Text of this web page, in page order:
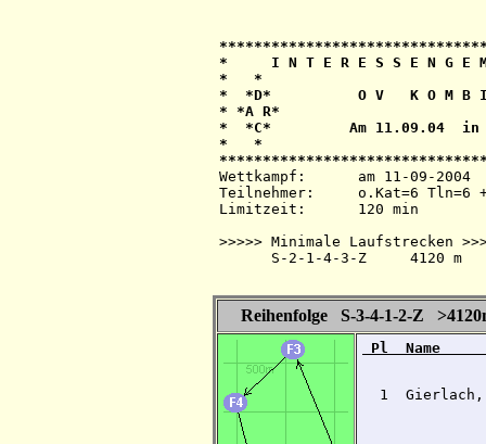
*     I N T E R E S S E N G E
*   *
*  *D*          O V   K O M B
* *A R*
*  *C*         Am 11.09.04  in
*   *
Wettkampf:  	am 11-09-2004   ab 14.45 Uhr   im 80-m-Band
Teilnehmer: 	o.Kat=6 Tln=6 +Hel=9
Limitzeit:  	120 min
>>>>> Minimale Laufstrecken
      S-2-1-4-3-Z     4120 m
Reihenfolge S-3-4-1-2-Z
Pl  Name
1